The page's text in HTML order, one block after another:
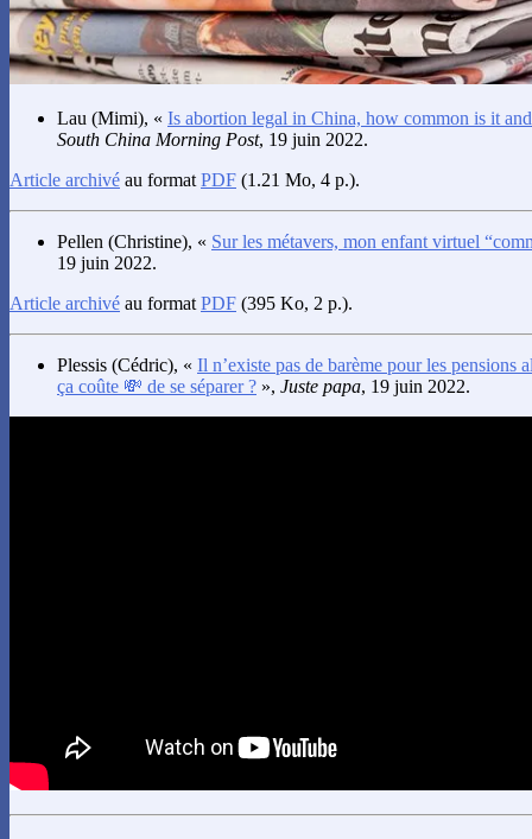
Lau (Mimi), « Is abortion legal in China, how common is it
South China Morning Post, 19 juin 2022.
Article archivé au format PDF (1.21 Mo, 4 p.).
Pellen (Christine), « Sur les métavers, mon enfant virtuel
19 juin 2022.
Article archivé au format PDF (395 Ko, 2 p.).
Plessis (Cédric), « Il n’existe pas de barème pour les
ça coûte 💸 de se séparer ? », Juste papa, 19 juin 2022.